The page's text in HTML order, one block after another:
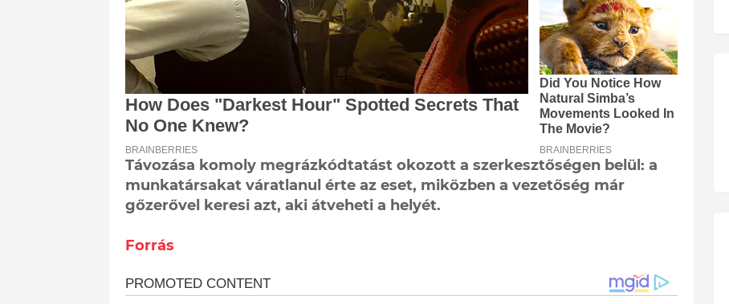
Távozása komoly megrázkódtatást okozott a szerkesztőségen belül: a
munkatársakat váratlanul érte az eset, miközben a vezetőség már
gőzerővel keresi azt, aki átveheti a helyét.
Forrás